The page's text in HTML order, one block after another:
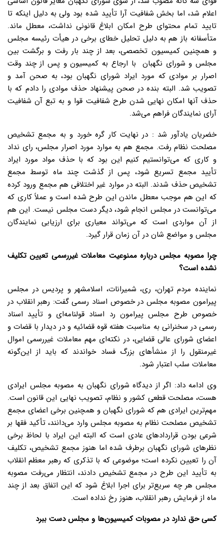
اعلام شد، اما بخش شفافیت آرا تأیید شده بود ولی به دلیل اینکه تا
تایید تمام محتوای طرح امکان ابلاغ قانونی نداشت، معطل ماند.
متأسفانه باز هم به دلیل تحلیل خطای برخی در هیأت رئیسه مجلس
و همچنین کمیسیون تخصصی، بعد از چند بار رفت و برگشت بین
مجلس و شورای نگهبان با ارجاع به کمیسیون و پس از چند وقت
اصرار بر موادی که مورد ایراد شورای نگهبان بود، به صحن آمد و
تصویب شد. البته بنده در صحن پیشنهاد حذف موادی را دادم که با
حذف آنها امکان نهایی شدن طرح شفافیت قوا و به تبع آن شفافیت
آرای نمایندگان فراهم می‌شد.
خضریان یادآور شد : در نهایت کار گره خورد و به مجمع تشخیص
مصلحت نظام رفت. مجمع هم به موارد مورد اصرار مجلس، رای نداد
و کاری که می‌توانستیم کنیم این بود که با حذف مواد مورد ایراد
تأیید مجمع تسریع شود، پس از گذشت چند ماه توسط مجمع
تشخیص حذف شدند. البته در موارد غیر اختلافی هم مجمع ورود کرده
که این هم موجب معطل ماندن این طرح شده است و عملاً کاری که
می‌توانست در مجلس انجام شود، دیگر دست مجلس نیست. این هم
از آن مواردی است که می‌تواند معیاری برای ارزیابی نمایندگان
مجلس و مواضع شان در آن زمان قرار گیرد.
چرا مصوبه مجلس درباره ممنوعیت معاملات غیررسمی تعیین تکلیف
نشده است؟
نماینده مردم تهران، ری، شمیرانات، اسلامشهر و پردیس در مجلس
پیرامون مصوبه مجلس در خصوص اسناد رسمی گفت: رهبر انقلاب در
خصوص طرح مجلس پیرامون رد اسناد قولنامه‌ای و تأیید اسناد
رسمی در سخنرانی‌ به مناسبت هفته قوه قضائیه و در دیدار با قضات و
اعضای شورای عالی قضایی، در نکته‌ای مهم معاملات غیررسمی اموال
غیرمنقول را از منشأ‌های بزرگ فساد خواندند که باید از این‌گونه
معاملات سلب اعتبار شود.
وی ادامه داد: اگر از دیدگاه شورای نگهبان به مصوبه مجلس ایرادی
هست، مصلحت قطعی کشور و نظام، تصویب نهایی این قانون است.
مهم‌ترین ایرادی هم که شورای نگهبان و همچنین برخی اعضای مجمع
تشخیص مصلحت نظام به مصوبه مجلس وارد می‌دانند، تأکید فقها بر
شرعی بودن قراردادهای عادی است که البته این ایراد با لحاظ برخی
نظرهای شورای نگهبان برطرف شده اما هنوز مجمع تشخیص، تکلیف
آن را تعیین نکرده است؛ موضوعی که با تذکری که رهبر معظم انقلاب
به تأیید این طرح در مجمع تشخیص دادند، انتظار می‌رفت مصوبه
مجلس هر چه سریع‌تر برای اجرا ابلاغ شود که این اتفاق بعد از چند
ماه از فرمایش رهبر انقلاب، هنوز رخ نداده است.
کسی حق ندارد در مصوبات کمیسیون‌ها و مجلس دست ببرد